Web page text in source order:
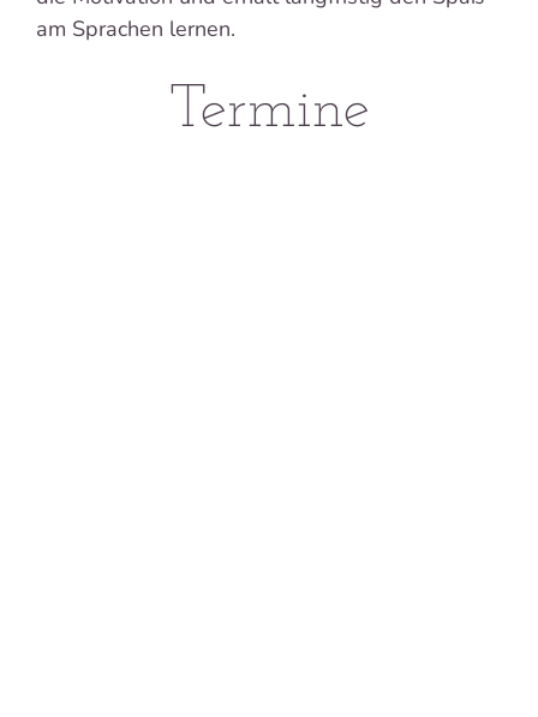
am Sprachen lernen.
Termine